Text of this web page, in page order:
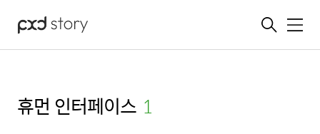
메뉴
휴먼 인터페이스 (1)